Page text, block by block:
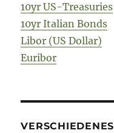
10yr US-Treasuries
10yr Italian Bonds
Libor (US Dollar)
Euribor
VERSCHIEDENES